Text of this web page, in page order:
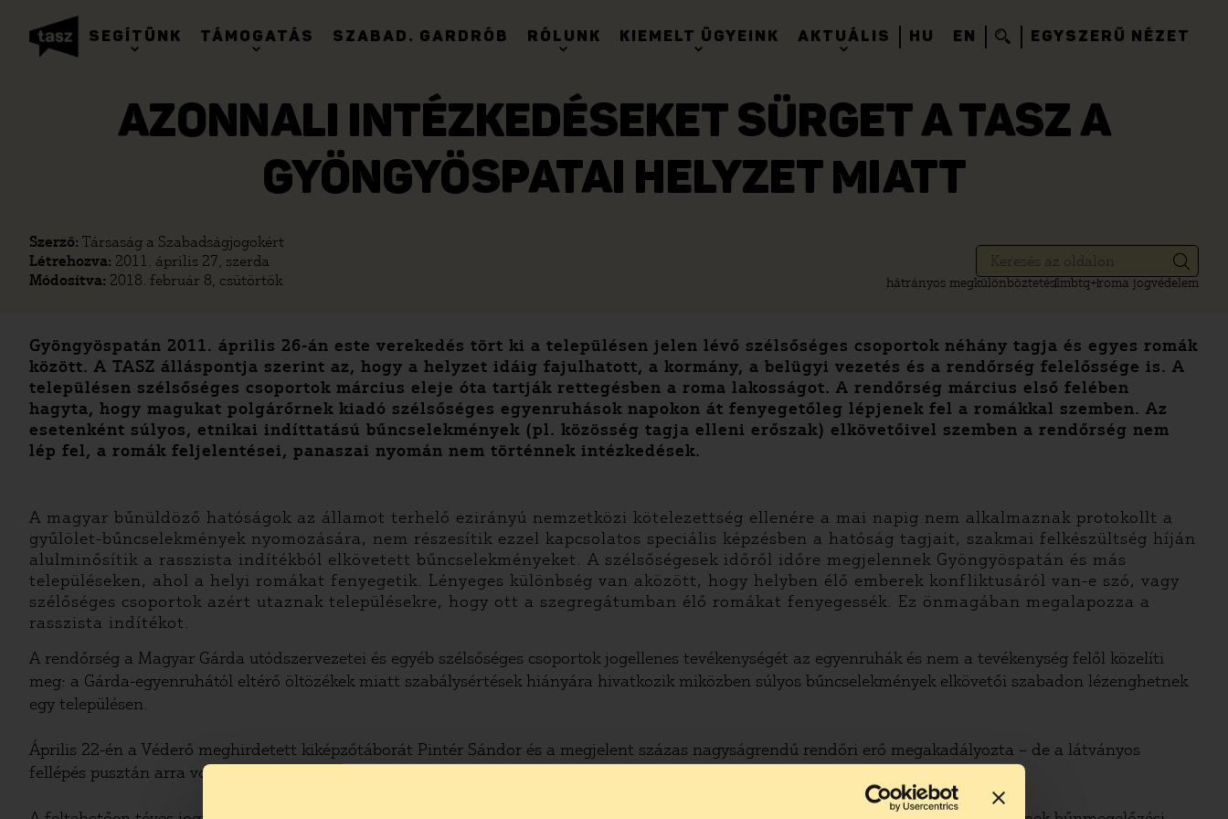
SEGÍTÜNK TÁMOGATÁS SZABAD. GARDRÓB RÓLUNK KIEMELT ÜGYEINK AKTUÁLIS HU EN EGYSZERŰ NÉZET
AZONNALI INTÉZKEDÉSEKET SÜRGET A TASZ A
GYÖNGYÖSPATAI HELYZET MIATT
Szerző: Társaság a Szabadságjogokért
Létrehozva: 2011. április 27, szerda
Módosítva: 2018. február 8, csütörtök hátrányos megkülönböztetéslmbtq+roma jogvédelem
Gyöngyöspatán 2011. április 26-án este verekedés tört ki a településen jelen lévő szélsőséges csoportok néhány tagja és egyes romák
között. A TASZ álláspontja szerint az, hogy a helyzet idáig fajulhatott, a kormány, a belügyi vezetés és a rendőrség felelőssége is. A
településen szélsőséges csoportok március eleje óta tartják rettegésben a roma lakosságot. A rendőrség március első felében
hagyta, hogy magukat polgárőrnek kiadó szélsőséges egyenruhások napokon át fenyegetőleg lépjenek fel a romákkal szemben. Az
esetenként súlyos, etnikai indíttatású bűncselekmények (pl. közösség tagja elleni erőszak) elkövetőivel szemben a rendőrség nem
lép fel, a romák feljelentései, panaszai nyomán nem történnek intézkedések.
A magyar bűnüldöző hatóságok az államot terhelő ezirányú nemzetközi kötelezettség ellenére a mai napig nem alkalmaznak protokollt a
gyűlölet-bűncselekmények nyomozására, nem részesítik ezzel kapcsolatos speciális képzésben a hatóság tagjait, szakmai felkészültség híján
alulminősítik a rasszista indítékból elkövetett bűncselekményeket. A szélsőségesek időről időre megjelennek Gyöngyöspatán és más
településeken, ahol a helyi romákat fenyegetik. Lényeges különbség van aközött, hogy helyben élő emberek konfliktusáról van-e szó, vagy
szélőséges csoportok azért utaznak településekre, hogy ott a szegregátumban élő romákat fenyegessék. Ez önmagában megalapozza a
rasszista indítékot.
A rendőrség a Magyar Gárda utódszervezetei és egyéb szélsőséges csoportok jogellenes tevékenységét az egyenruhák és nem a tevékenység felől közelíti
meg: a Gárda-egyenruhától eltérő öltözékek miatt szabálysértések hiányára hivatkozik miközben súlyos bűncselekmények elkövetői szabadon lézenghetnek
egy településen.
Április 22-én a Véderő meghirdetett kiképzőtáborát Pintér Sándor és a megjelent százas nagyságrendű rendőri erő megakadályozta – de a látványos
fellépés pusztán arra volt jó, hogy a kormányzat kinyilatkoztathassa, hogy fenntartja a rendet Gyöngyöspatán.